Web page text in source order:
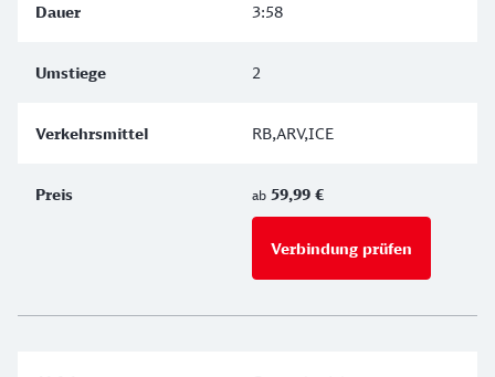
3:58
2
RB,ARV,ICE
ab 59,99 €
Verbindung prüfen